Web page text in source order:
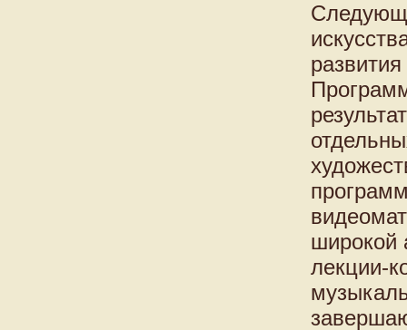
широкой
лекции-